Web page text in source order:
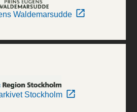
Waldemarsudde
Stockholm